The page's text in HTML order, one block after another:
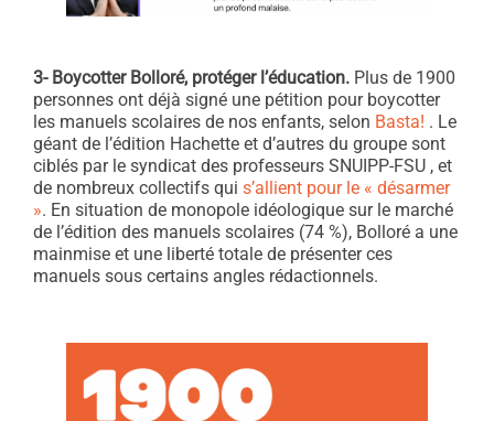
3- Boycotter Bolloré, protéger l’éducation. Plus de 1900
personnes ont déjà signé une pétition pour boycotter
les manuels scolaires de nos enfants, selon Basta! . Le
géant de l’édition Hachette et d’autres du groupe sont
ciblés par le syndicat des professeurs SNUIPP-FSU , et
de nombreux collectifs qui s’allient pour le « désarmer
». En situation de monopole idéologique sur le marché
de l’édition des manuels scolaires (74 %), Bolloré a une
mainmise et une liberté totale de présenter ces
manuels sous certains angles rédactionnels.